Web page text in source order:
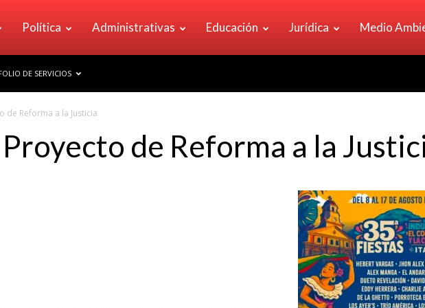
Política Administrativas Educación Jurídica Medio
DE SERVICIOS
de Reforma a la Justicia
de Reforma a la